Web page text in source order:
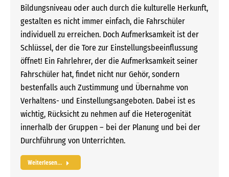
Bildungsniveau oder auch durch die kulturelle Herkunft,
gestalten es nicht immer einfach, die Fahrschüler
individuell zu erreichen. Doch Aufmerksamkeit ist der
Schlüssel, der die Tore zur Einstellungsbeeinflussung
öffnet! Ein Fahrlehrer, der die Aufmerksamkeit seiner
Fahrschüler hat, findet nicht nur Gehör, sondern
bestenfalls auch Zustimmung und Übernahme von
Verhaltens- und Einstellungsangeboten. Dabei ist es
wichtig, Rücksicht zu nehmen auf die Heterogenität
innerhalb der Gruppen – bei der Planung und bei der
Durchführung von Unterrichten.
Weiterlesen...